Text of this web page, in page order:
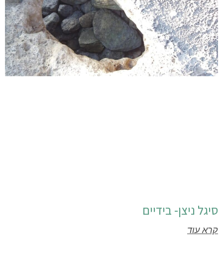
סיגל ניצן- בידיים
קרא עוד